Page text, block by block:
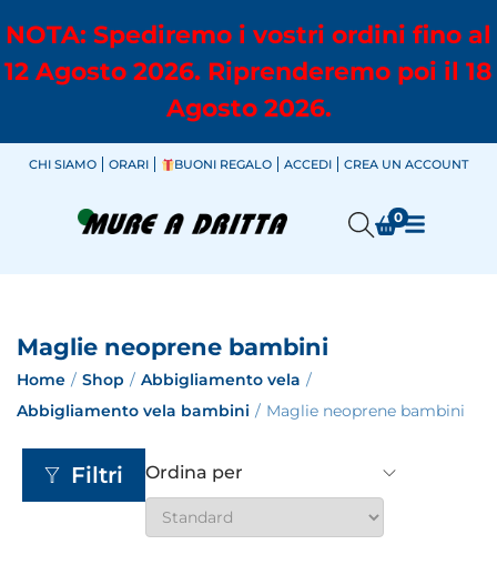
NOTA: Spediremo i vostri ordini fino al
12 Agosto 2026. Riprenderemo poi il 18
Agosto 2026.
CHI SIAMO ORARI BUONI REGALO ACCEDI CREA UN ACCOUNT
0
Maglie neoprene bambini
Home / Shop / Abbigliamento vela /
Abbigliamento vela bambini / Maglie neoprene bambini
Filtri Ordina per